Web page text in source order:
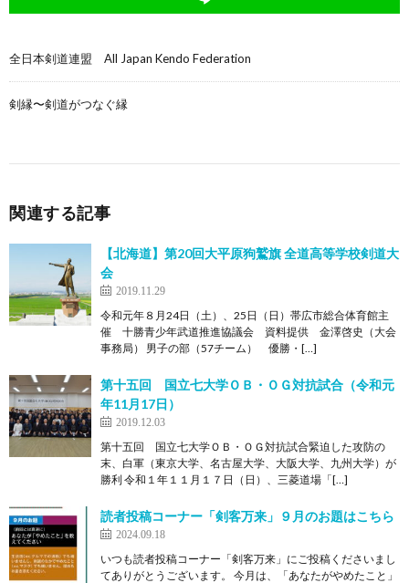
全日本剣道連盟 All Japan Kendo Federation
剣縁〜剣道がつなぐ縁
関連する記事
【北海道】第20回大平原狗鷲旗 全道高等学校剣道大
会
2019.11.29
令和元年８月24日（土）、25日（日）帯広市総合体育館主
催 十勝青少年武道推進協議会 資料提供 金澤啓史（大会
事務局） 男子の部（57チーム） 優勝・[…]
第十五回 国立七大学ＯＢ・ＯＧ対抗試合（令和元
年11月17日）
2019.12.03
第十五回 国立七大学ＯＢ・ＯＧ対抗試合緊迫した攻防の
末、白軍（東京大学、名古屋大学、大阪大学、九州大学）が
勝利 令和１年１１月１７日（日）、三菱道場「[…]
読者投稿コーナー「剣客万来」９月のお題はこちら
2024.09.18
いつも読者投稿コーナー「剣客万来」にご投稿くださいまし
てありがとうございます。 今月は、「あなたがやめたこと」